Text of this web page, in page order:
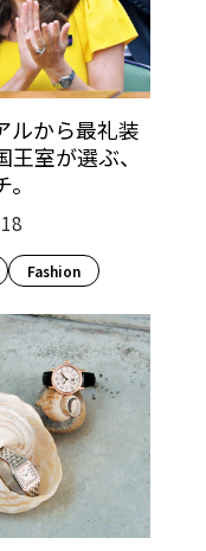
ルから最礼装
王室が選ぶ、
Fashion​